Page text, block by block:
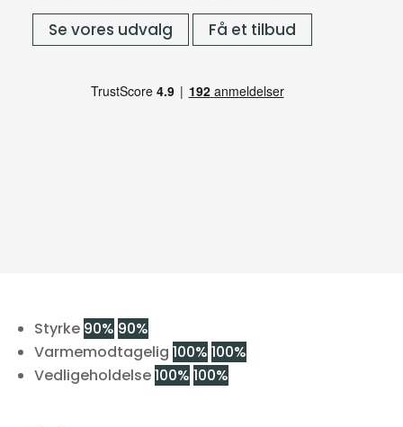
Se vores udvalg Få et tilbud
Styrke 90% 90%
Varmemodtagelig 100% 100%
Vedligeholdelse100% 100%